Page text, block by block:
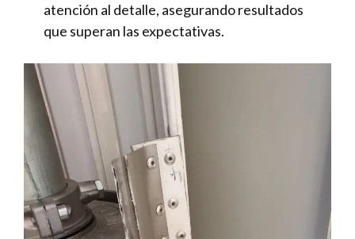
atención al detalle, asegurando resultados
que superan las expectativas.